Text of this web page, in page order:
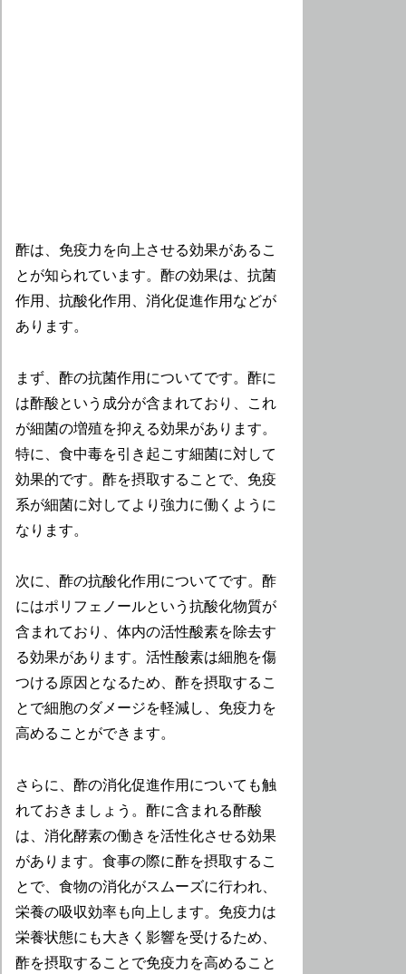
酢は、免疫力を向上させる効果があるこ
とが知られています。酢の効果は、抗菌
作用、抗酸化作用、消化促進作用などが
あります。
まず、酢の抗菌作用についてです。酢に
は酢酸という成分が含まれており、これ
が細菌の増殖を抑える効果があります。
特に、食中毒を引き起こす細菌に対して
効果的です。酢を摂取することで、免疫
系が細菌に対してより強力に働くように
なります。
次に、酢の抗酸化作用についてです。酢
にはポリフェノールという抗酸化物質が
含まれており、体内の活性酸素を除去す
る効果があります。活性酸素は細胞を傷
つける原因となるため、酢を摂取するこ
とで細胞のダメージを軽減し、免疫力を
高めることができます。
さらに、酢の消化促進作用についても触
れておきましょう。酢に含まれる酢酸
は、消化酵素の働きを活性化させる効果
があります。食事の際に酢を摂取するこ
とで、食物の消化がスムーズに行われ、
栄養の吸収効率も向上します。免疫力は
栄養状態にも大きく影響を受けるため、
酢を摂取することで免疫力を高めること